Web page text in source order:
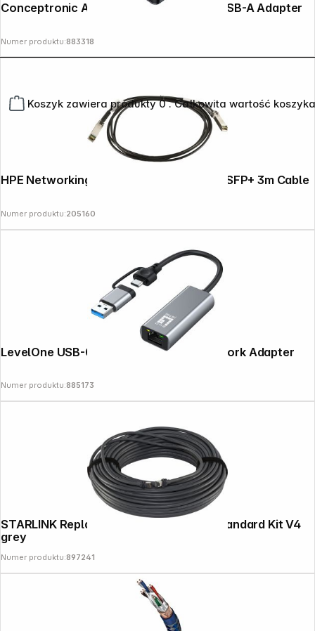
Koszyk zawiera produkty 0 . Całkowita wartość
Conceptronic ABBY12G 2.5G-Ethernet USB-A Adapter
Numer produktu:883318
HPE Networking Instant On 10G SFP+ to SFP+ 3m Cable
Numer produktu:205160
LevelOne USB-0423 2,5G USB-C/A Network Adapter
Numer produktu:885173
STARLINK Replacement Cable (45m) f.Standard Kit V4
grey
Numer produktu:897241
Copyright © 2000 - 2026 DIFOX. All rights reserved.